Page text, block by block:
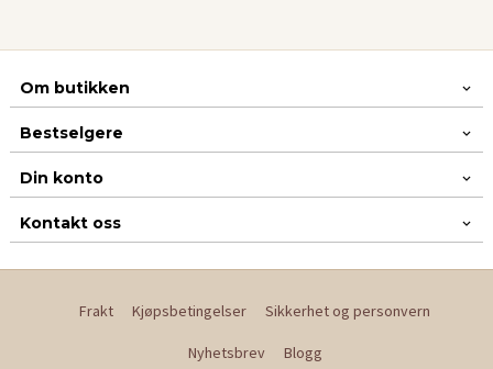
Om butikken
Bestselgere
Din konto
Kontakt oss
Frakt Kjøpsbetingelser Sikkerhet og personvern
Nyhetsbrev Blogg